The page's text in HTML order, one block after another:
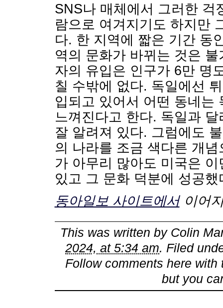
SNS나 매체에서 그러한 걱
람으로 여겨지기도 하지만
다. 한 지역에 짧은 기간 동
역의 문화가 바뀌는 것은
자의 유입은 인구가 6만 명
칠 수밖에 없다. 독일에선
입되고 있어서 어떤 동네는
느껴진다고 한다. 독일과 달
잘 알려져 있다. 그럼에도
의 나라를 조금 색다른 개
가 아무리 많아도 미국은
있고 그 문화 덕분에 성공
동아일보 사이트에서이어
This was written by Colin
2024, at 5:34 am. Filed
Follow comments here
but you